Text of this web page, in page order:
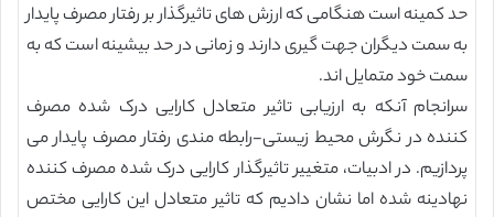
حد کمینه است هنگامی که ارزش های تاثیرگذار بر رفتار مصرف پایدار
به سمت دیگران جهت گیری دارند و زمانی در حد بیشینه است که به
سمت خود متمایل اند.
سرانجام آنکه به ارزیابی تاثیر متعادل کارایی درک شده مصرف
کننده در نگرش محیط زیستی-رابطه مندی رفتار مصرف پایدار می
پردازیم. در ادبیات، متغییر تاثیرگذار کارایی درک شده مصرف کننده
نهادینه شده اما نشان دادیم که تاثیر متعادل این کارایی مختص